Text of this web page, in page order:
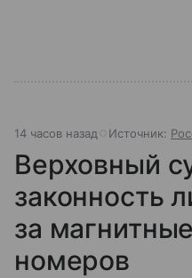
14 часов назад Источник:
Верховный
законность
за
номеров